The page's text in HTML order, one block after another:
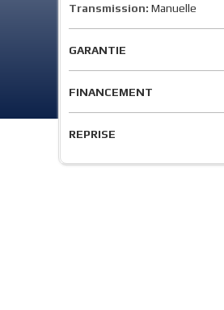
Transmission: Manuelle
GARANTIE
FINANCEMENT
REPRISE